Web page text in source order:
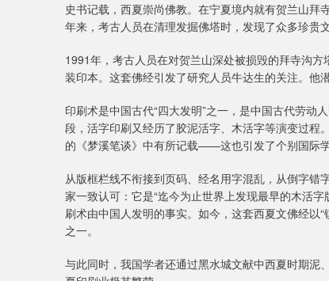
史书记载，西夏崇尚佛教。在宁夏境内就有贺兰山
年来，考古人员在清理发掘佛塔时，发现了众多珍贵
1991年，考古人员在对贺兰山深处被损毁的拜寺沟
装印本。这套佛经引发了研究人员牛达生的关注。他
印刷术是中国古代“四大发明”之一，是中国古代劳动
段，活字印刷又经历了胶泥活字、木活字等演变过
的《梦溪笔谈》中有所记载——这也引发了个别国际
从版框栏线不衔接到页码、经名用字混乱，从倒字
家一致认可：它是“迄今为止世界上发现最早的木活
刷术由中国人发明的事实。如今，这套西夏文佛经以
之一。
与此同时，我国学者还通过黑水城文献中西夏时期